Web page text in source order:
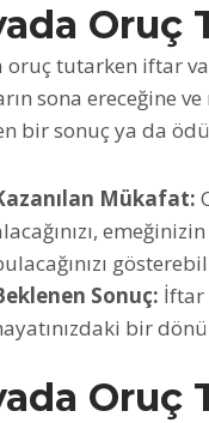
Oruç
oruç tutarken iftar
sona ereceğine
bir sonuç ya da
Mükafat:
Sonuç: İftar
bir
Oruç